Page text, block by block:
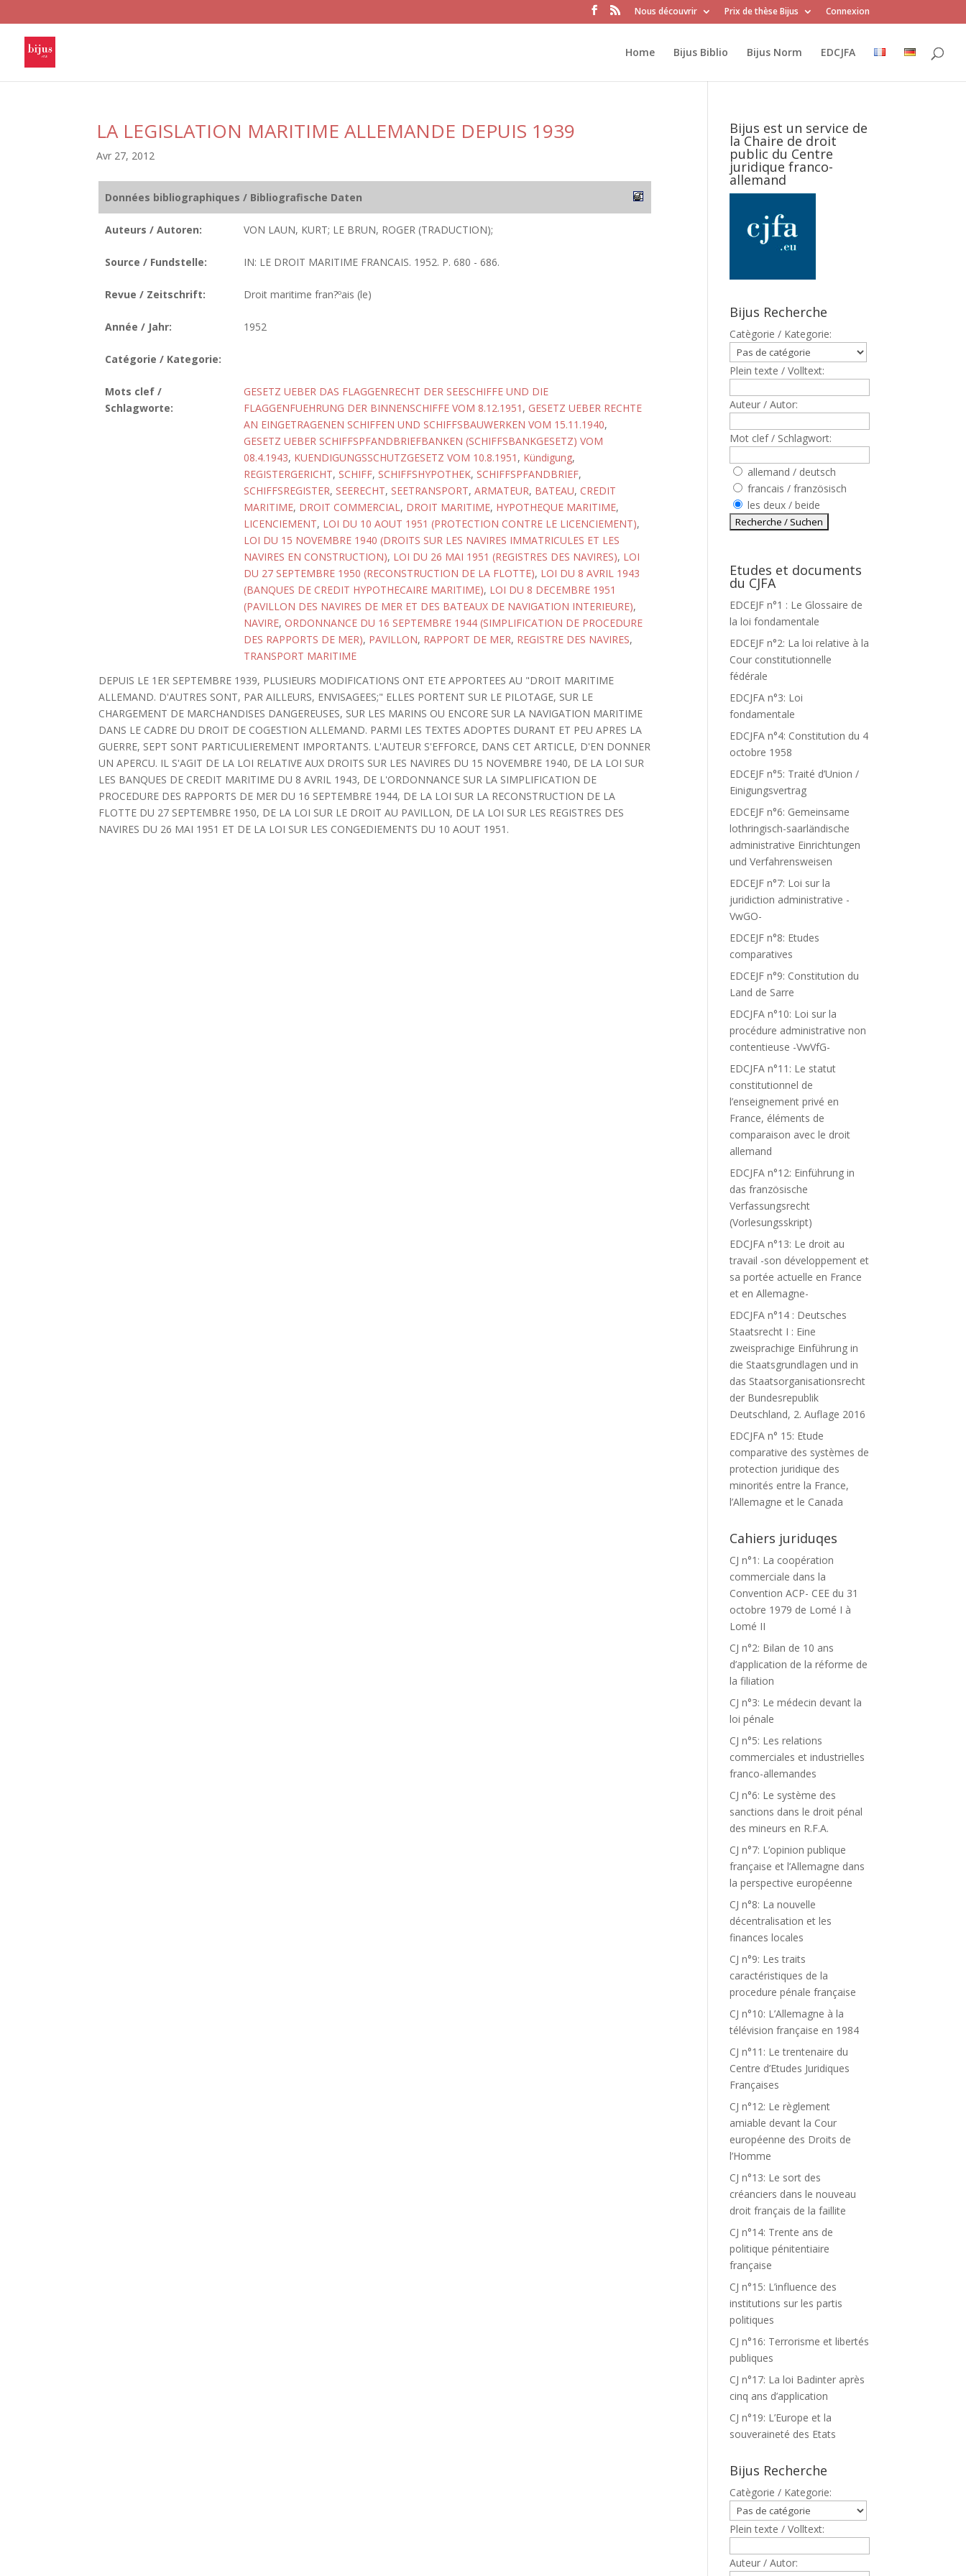
Nous découvrir Prix de thèse Bijus Connexion
Home Bijus Biblio Bijus Norm EDCJFA
LA LEGISLATION MARITIME ALLEMANDE DEPUIS 1939
Avr 27, 2012
Données bibliographiques / Bibliografische Daten
Auteurs / Autoren: VON LAUN, KURT; LE BRUN, ROGER (TRADUCTION);
Source / Fundstelle: IN: LE DROIT MARITIME FRANCAIS. 1952. P. 680 - 686.
Revue / Zeitschrift: Droit maritime fran?ºais (le)
Année / Jahr: 1952
Catégorie / Kategorie:
Mots clef /
Schlagworte:
GESETZ UEBER DAS FLAGGENRECHT DER SEESCHIFFE UND DIE
FLAGGENFUEHRUNG DER BINNENSCHIFFE VOM 8.12.1951 , GESETZ UEBER RECHTE
AN EINGETRAGENEN SCHIFFEN UND SCHIFFSBAUWERKEN VOM 15.11.1940,
GESETZ UEBER SCHIFFSPFANDBRIEFBANKEN (SCHIFFSBANKGESETZ) VOM
08.4.1943, KUENDIGUNGSSCHUTZGESETZ VOM 10.8.1951 , Kündigung,
REGISTERGERICHT, SCHIFF, SCHIFFSHYPOTHEK, SCHIFFSPFANDBRIEF,
SCHIFFSREGISTER, SEERECHT, SEETRANSPORT, ARMATEUR, BATEAU, CREDIT
MARITIME, DROIT COMMERCIAL, DROIT MARITIME, HYPOTHEQUE MARITIME,
LICENCIEMENT, LOI DU 10 AOUT 1951 (PROTECTION CONTRE LE LICENCIEMENT),
LOI DU 15 NOVEMBRE 1940 (DROITS SUR LES NAVIRES IMMATRICULES ET LES
NAVIRES EN CONSTRUCTION), LOI DU 26 MAI 1951 (REGISTRES DES NAVIRES), LOI
DU 27 SEPTEMBRE 1950 (RECONSTRUCTION DE LA FLOTTE), LOI DU 8 AVRIL 1943
(BANQUES DE CREDIT HYPOTHECAIRE MARITIME), LOI DU 8 DECEMBRE 1951
(PAVILLON DES NAVIRES DE MER ET DES BATEAUX DE NAVIGATION INTERIEURE),
NAVIRE, ORDONNANCE DU 16 SEPTEMBRE 1944 (SIMPLIFICATION DE PROCEDURE
DES RAPPORTS DE MER), PAVILLON, RAPPORT DE MER, REGISTRE DES NAVIRES,
TRANSPORT MARITIME
DEPUIS LE 1ER SEPTEMBRE 1939, PLUSIEURS MODIFICATIONS ONT ETE APPORTEES AU "DROIT MARITIME
ALLEMAND. D'AUTRES SONT, PAR AILLEURS, ENVISAGEES;" ELLES PORTENT SUR LE PILOTAGE, SUR LE
CHARGEMENT DE MARCHANDISES DANGEREUSES, SUR LES MARINS OU ENCORE SUR LA NAVIGATION MARITIME
DANS LE CADRE DU DROIT DE COGESTION ALLEMAND. PARMI LES TEXTES ADOPTES DURANT ET PEU APRES LA
GUERRE, SEPT SONT PARTICULIEREMENT IMPORTANTS. L'AUTEUR S'EFFORCE, DANS CET ARTICLE, D'EN DONNER
UN APERCU. IL S'AGIT DE LA LOI RELATIVE AUX DROITS SUR LES NAVIRES DU 15 NOVEMBRE 1940, DE LA LOI SUR
LES BANQUES DE CREDIT MARITIME DU 8 AVRIL 1943, DE L'ORDONNANCE SUR LA SIMPLIFICATION DE
PROCEDURE DES RAPPORTS DE MER DU 16 SEPTEMBRE 1944, DE LA LOI SUR LA RECONSTRUCTION DE LA
FLOTTE DU 27 SEPTEMBRE 1950, DE LA LOI SUR LE DROIT AU PAVILLON, DE LA LOI SUR LES REGISTRES DES
NAVIRES DU 26 MAI 1951 ET DE LA LOI SUR LES CONGEDIEMENTS DU 10 AOUT 1951.
Bijus est un service de
la Chaire de droit
public du Centre
juridique franco-
allemand
Bijus Recherche
Catègorie / Kategorie:
Plein texte / Volltext:
Auteur / Autor:
Mot clef / Schlagwort:
allemand / deutsch
francais / französisch
les deux / beide
Etudes et documents
du CJFA
EDCEJF n°1 : Le Glossaire de
la loi fondamentale
EDCEJF n°2: La loi relative à la
Cour constitutionnelle
fédérale
EDCJFA n°3: Loi
fondamentale
EDCJFA n°4: Constitution du 4
octobre 1958
EDCEJF n°5: Traité d’Union /
Einigungsvertrag
EDCEJF n°6: Gemeinsame
lothringisch-saarländische
administrative Einrichtungen
und Verfahrensweisen
EDCEJF n°7: Loi sur la
juridiction administrative -
VwGO-
EDCEJF n°8: Etudes
comparatives
EDCEJF n°9: Constitution du
Land de Sarre
EDCJFA n°10: Loi sur la
procédure administrative non
contentieuse -VwVfG-
EDCJFA n°11: Le statut
constitutionnel de
l’enseignement privé en
France, éléments de
comparaison avec le droit
allemand
EDCJFA n°12: Einführung in
das französische
Verfassungsrecht
(Vorlesungsskript)
EDCJFA n°13: Le droit au
travail -son développement et
sa portée actuelle en France
et en Allemagne-
EDCJFA n°14 : Deutsches
Staatsrecht I : Eine
zweisprachige Einführung in
die Staatsgrundlagen und in
das Staatsorganisationsrecht
der Bundesrepublik
Deutschland, 2. Auflage 2016
EDCJFA n° 15: Etude
comparative des systèmes de
protection juridique des
minorités entre la France,
l’Allemagne et le Canada
Cahiers juriduqes
CJ n°1: La coopération
commerciale dans la
Convention ACP- CEE du 31
octobre 1979 de Lomé I à
Lomé II
CJ n°2: Bilan de 10 ans
d’application de la réforme de
la filiation
CJ n°3: Le médecin devant la
loi pénale
CJ n°5: Les relations
commerciales et industrielles
franco-allemandes
CJ n°6: Le système des
sanctions dans le droit pénal
des mineurs en R.F.A.
CJ n°7: L’opinion publique
française et l’Allemagne dans
la perspective européenne
CJ n°8: La nouvelle
décentralisation et les
finances locales
CJ n°9: Les traits
caractéristiques de la
procedure pénale française
CJ n°10: L’Allemagne à la
télévision française en 1984
CJ n°11: Le trentenaire du
Centre d’Etudes Juridiques
Françaises
CJ n°12: Le règlement
amiable devant la Cour
européenne des Droits de
l’Homme
CJ n°13: Le sort des
créanciers dans le nouveau
droit français de la faillite
CJ n°14: Trente ans de
politique pénitentiaire
française
CJ n°15: L’influence des
institutions sur les partis
politiques
CJ n°16: Terrorisme et libertés
publiques
CJ n°17: La loi Badinter après
cinq ans d’application
CJ n°19: L’Europe et la
souveraineté des Etats
Bijus Recherche
Catègorie / Kategorie:
Plein texte / Volltext:
Auteur / Autor: